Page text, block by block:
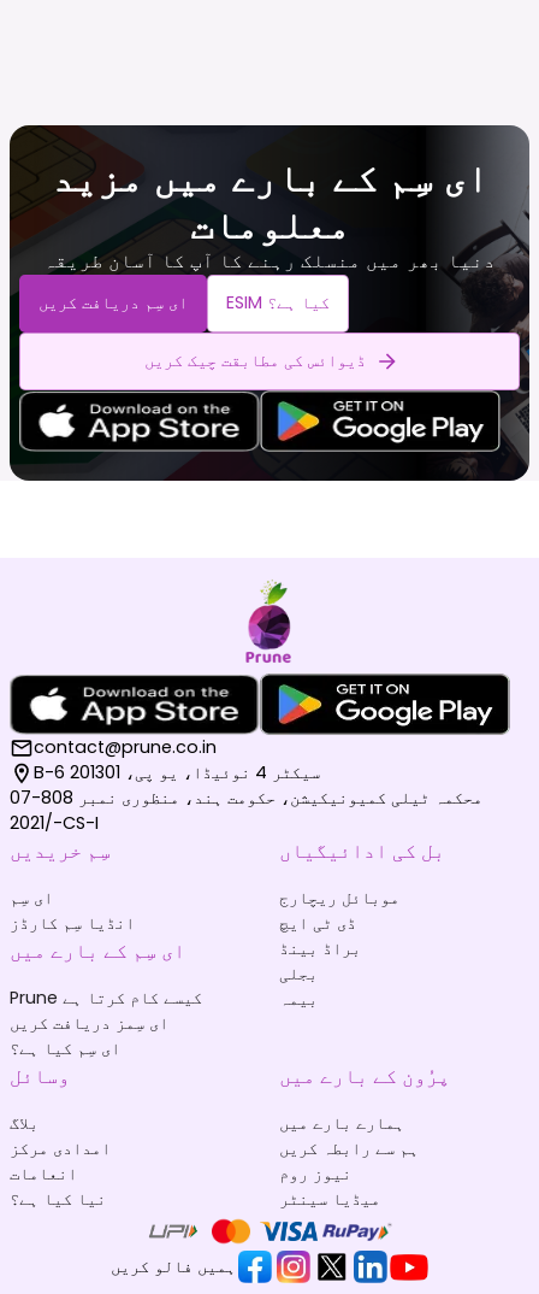
ای سِم کے بارے میں مزید
معلومات
دنیا بھر میں منسلک رہنے کا آپ کا آسان طریقہ
ای سِم دریافت کریں ESIM کیا ہے؟
ڈیوائس کی مطابقت چیک کریں
contact@prune.co.in
B-6 سیکٹر 4 نوئیڈا، یو پی، 201301
محکمہ ٹیلی کمیونیکیشن، حکومت ہند، منظوری نمبر 808-07
/2021-CS-I
سِم خریدیں
ای سِم
انڈیا سِم کارڈز
ای سِم کے بارے میں
Prune کیسے کام کرتا ہے
ای سِمز دریافت کریں
ای سِم کیا ہے؟
بل کی ادائیگیاں
موبائل ریچارج
ڈی ٹی ایچ
براڈ بینڈ
بجلی
بیمہ
وسائل
بلاگ
امدادی مرکز
انعامات
نیا کیا ہے؟
پرُون کے بارے میں
ہمارے بارے میں
ہم سے رابطہ کریں
نیوز روم
میڈیا سینٹر
ہمیں فالو کریں